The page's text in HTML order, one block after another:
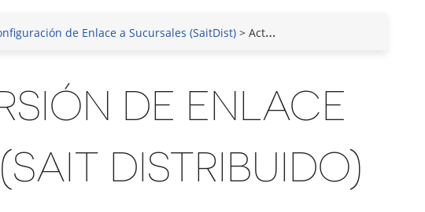
de Enlace a Sucursales (SaitDist) > Actualizar Versión de Enlace de Sucursales (SAIT Distribuido)
DE ENLACE
DISTRIBUIDO)